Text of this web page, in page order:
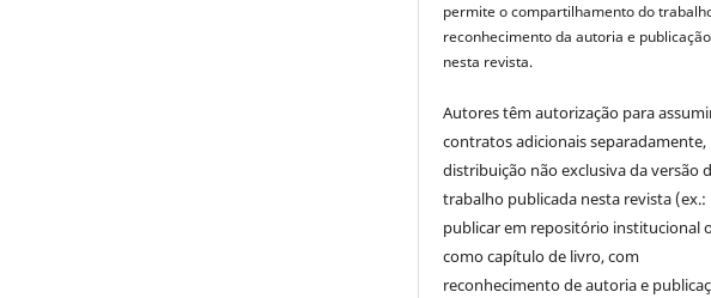
permite o compartilhamento do
reconhecimento da autoria e
nesta revista.
Autores têm autorização para
contratos adicionais separadamente,
distribuição não exclusiva da versão
trabalho publicada nesta revista (ex.:
publicar em repositório institucional
como capítulo de livro, com
reconhecimento de autoria e